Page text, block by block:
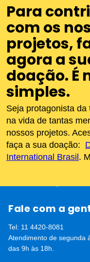
Para
com os
projetos,
agora a
doação. É
simples.
Seja protagonista da
na vida de tantas
nossos projetos.
faça a sua doação:
International Brasil.
Navegue pelo
Doe agora
Apadrinhe uma criança
Sou doador
A Revolução das Princesas
Sobre a Plan
Projetos
Avisos de Privacidade
Fale com a
Tel: 11 4420-8081
Atendimento de segunda
das 9h às 18h.